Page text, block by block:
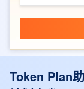
Token Plan